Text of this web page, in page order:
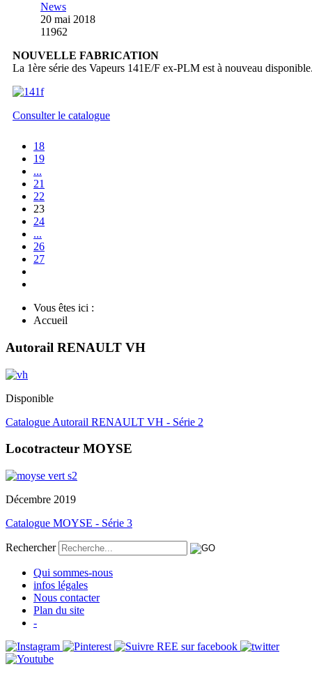
News
20 mai 2018
11962
NOUVELLE FABRICATION
La 1ère série des Vapeurs 141E/F ex-PLM est à nouveau
Consulter le catalogue
18
19
...
21
22
23
24
...
26
27
Vous êtes ici :
Accueil
Autorail RENAULT VH
Disponible
Catalogue Autorail RENAULT VH - Série 2
Locotracteur MOYSE
Décembre 2019
Catalogue MOYSE - Série 3
Rechercher
Qui sommes-nous
infos légales
Nous contacter
Plan du site
-